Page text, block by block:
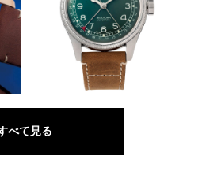
モデル名に伝説の戦闘機の名を冠す
ビッグ クラウン D.26 286 HB-
RAG リミテッドエディション
べて見る